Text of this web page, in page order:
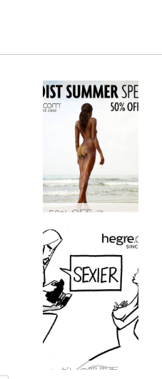
50% OFF ヌーディスト サマー セール: トータル リリース